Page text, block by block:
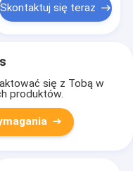
Skontaktuj się teraz
się z Tobą w
produktów.